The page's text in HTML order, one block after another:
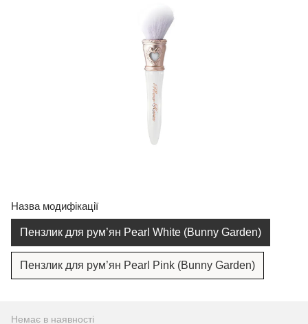
Назва модифікації
Пензлик для рум’ян Pearl White (Bunny Garden)
Пензлик для рум’ян Pearl Pink (Bunny Garden)
Немає в наявності